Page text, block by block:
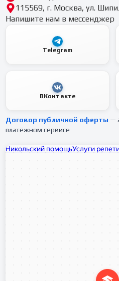
115569, г. Москва, ул.
Напишите нам в мессенджер
Telegram
ВКонтакте
Договор публичной оферты —
платёжном сервисе